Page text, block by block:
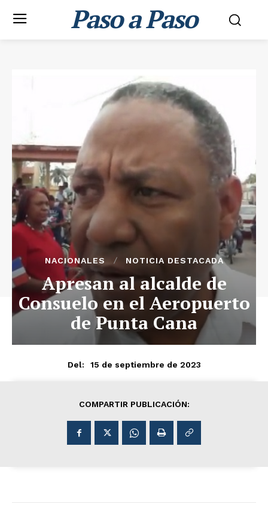
Paso a Paso
NACIONALES NOTICIA DESTACADA
Apresan al alcalde de
Consuelo en el Aeropuerto
de Punta Cana
Del: 15 de septiembre de 2023
COMPARTIR PUBLICACIÓN: